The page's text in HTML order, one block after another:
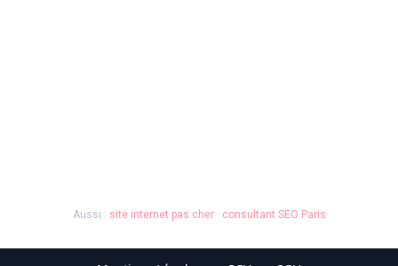
Aussi : site internet pas cher· consultant SEO Paris